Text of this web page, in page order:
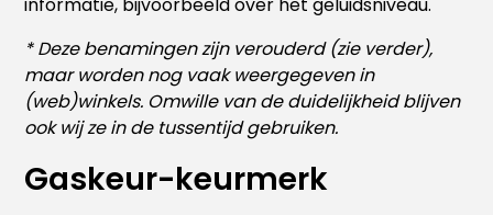
* Deze benamingen zijn verouderd (zie verder),
maar worden nog vaak weergegeven in
(web)winkels. Omwille van de duidelijkheid blijven
ook wij ze in de tussentijd gebruiken.
Gaskeur-keurmerk